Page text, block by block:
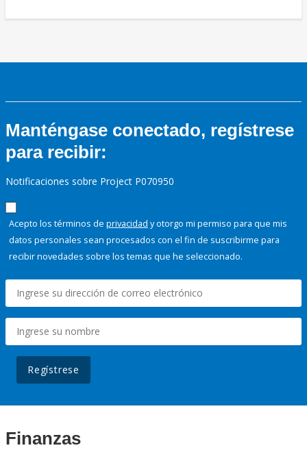
Manténgase conectado, regístrese
para recibir:
Notificaciones sobre Project P070950
Acepto los términos de privacidad y otorgo mi permiso para que mis
datos personales sean procesados con el fin de suscribirme para
recibir novedades sobre los temas que he seleccionado.
Regístrese
Finanzas